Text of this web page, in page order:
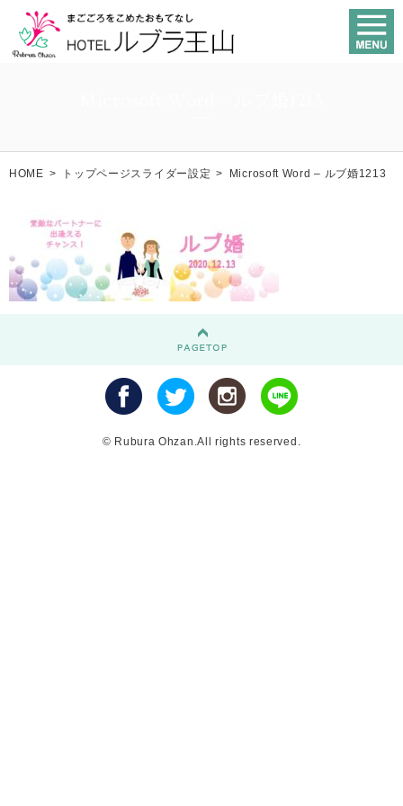
HOME > トップページスライダー設定 > Microsoft Word – ルブ婚1213
© Rubura Ohzan.All rights reserved.